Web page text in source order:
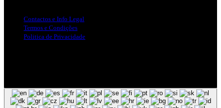
Contactos e Info Legal
Termos e Condições
Politica de Privacidade